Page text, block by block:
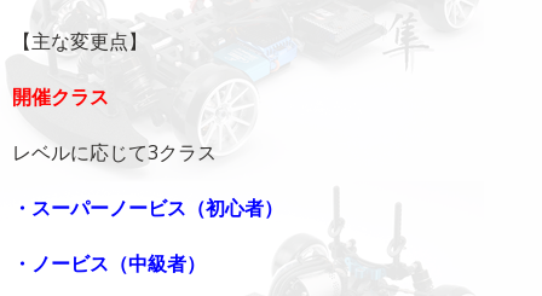
【主な変更点】
開催クラス
レベルに応じて3クラス
・スーパーノービス（初心者）
・ノービス（中級者）